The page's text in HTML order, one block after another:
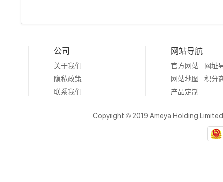
公司
关于我们
隐私政策
联系我们
网站导航
官方网站
网址
网站地图
积分
产品定制
Copyright © 2019 Ameya Holding